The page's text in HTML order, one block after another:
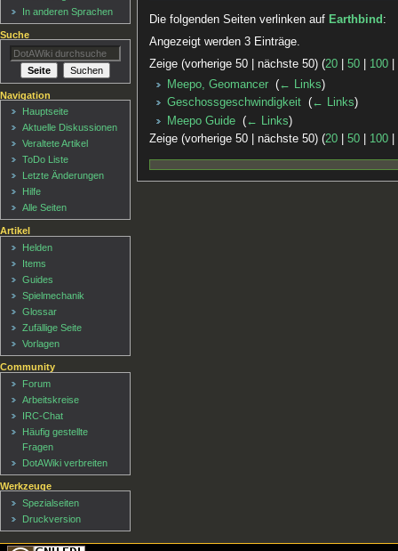
Die folgenden Seiten verlinken auf Earthbind :
Angezeigt werden 3 Einträge.
Zeige (vorherige 50 | nächste 50) (20 |50 100
Meepo, Geomancer ‎(← Links)
Geschossgeschwindigkeit ‎(← Links)
Meepo Guide ‎(← Links)
Zeige (vorherige 50 | nächste 50) (20 |50 100
In anderen Sprachen
Suche
Navigation
Hauptseite
Aktuelle Diskussionen
Veraltete Artikel
ToDo Liste
Letzte Änderungen
Hilfe
Alle Seiten
Artikel
Helden
Items
Guides
Spielmechanik
Glossar
Zufällige Seite
Vorlagen
Community
Forum
Arbeitskreise
IRC-Chat
Häufig gestellte
Fragen
DotAWiki verbreiten
Werkzeuge
Spezialseiten
Druckversion